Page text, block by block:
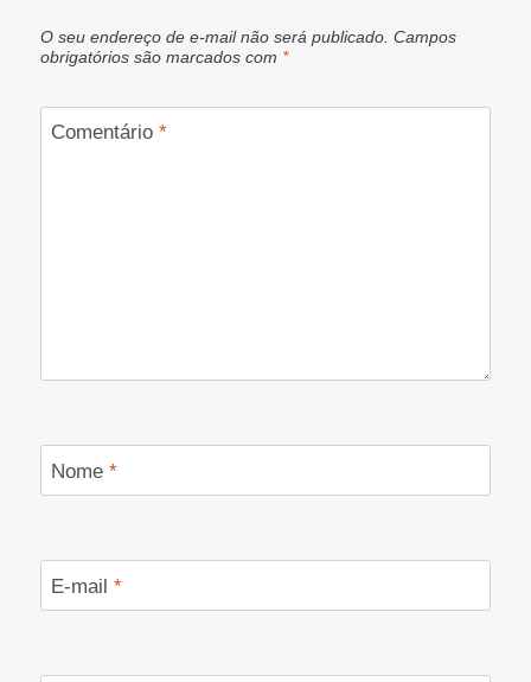
O seu endereço de e-mail não será publicado. Campos
obrigatórios são marcados com *
Comentário *
Nome *
E-mail *